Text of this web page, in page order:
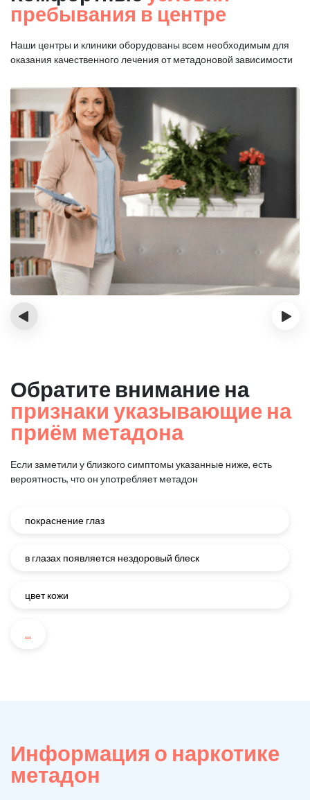
пребывания в центре
Наши центры и клиники оборудованы всем необходимым для
оказания качественного лечения от метадоновой зависимости
‹ ›
Обратите внимание на
признаки указывающие на
приём метадона
Если заметили у близкого симптомы указанные ниже, есть
вероятность, что он употребляет метадон
покраснение глаз
в глазах появляется нездоровый блеск
цвет кожи
...
Информация о наркотике
метадон